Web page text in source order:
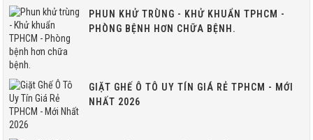
PHUN KHỬ TRÙNG - KHỬ KHUẨN TPHCM -
PHÒNG BỆNH HƠN CHỮA BỆNH.
GIẶT GHẾ Ô TÔ UY TÍN GIÁ RẺ TPHCM - MỚI
NHẤT 2026